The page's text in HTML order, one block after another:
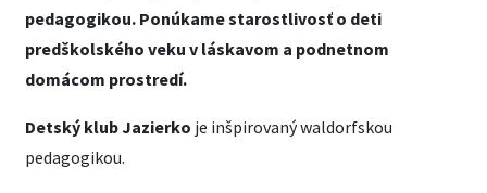
pedagogikou. Ponúkame starostlivosť o deti
predškolského veku v láskavom a podnetnom
domácom prostredí.
Detský klub Jazierko je inšpirovaný waldorfskou
pedagogikou.